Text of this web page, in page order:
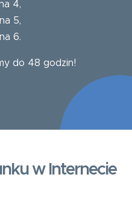
4,
5,
6.
do 48 godzin!
w Internecie